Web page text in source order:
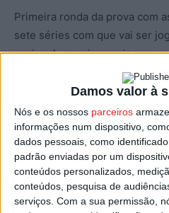
Damos valor à
Nós e os nossos parceiros
informações num dispositivo,
dados pessoais, como
padrão enviadas por um
conteúdos personalizados,
conteúdos, pesquisa de
serviços. Com a sua permissão,
Primeira ronda da prova com
sete séries com que vai ser
nacional, e assim os
seus adversários no
As equipas da divisão de Elite
no sorteio para a segunda
Portugal de futebol de praia.
O jogo está marcado para dia